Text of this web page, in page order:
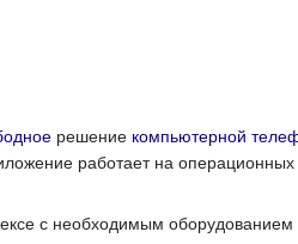
решение компьютерной
работает на
с необходимым оборудованием